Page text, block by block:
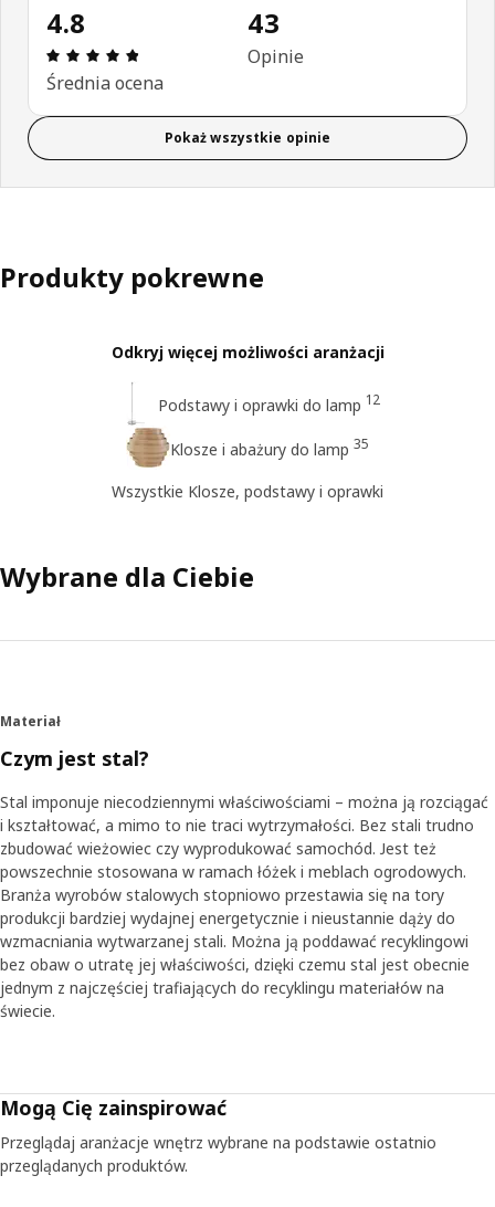
4.8
Opinia: 4.8 na 5 gwiazdki. Recenzje ogółem: 43
Średnia ocena
43
Opinie
Pokaż wszystkie opinie
Produkty pokrewne
Odkryj więcej możliwości aranżacji
Podstawy i oprawki do lamp 12
Klosze i abażury do lamp 35
Wszystkie Klosze, podstawy i oprawki
Wybrane dla Ciebie
Materiał
Czym jest stal?
Stal imponuje niecodziennymi właściwościami – można ją rozciągać
i kształtować, a mimo to nie traci wytrzymałości. Bez stali trudno
zbudować wieżowiec czy wyprodukować samochód. Jest też
powszechnie stosowana w ramach łóżek i meblach ogrodowych.
Branża wyrobów stalowych stopniowo przestawia się na tory
produkcji bardziej wydajnej energetycznie i nieustannie dąży do
wzmacniania wytwarzanej stali. Można ją poddawać recyklingowi
bez obaw o utratę jej właściwości, dzięki czemu stal jest obecnie
jednym z najczęściej trafiających do recyklingu materiałów na
świecie.
Mogą Cię zainspirować
Przeglądaj aranżacje wnętrz wybrane na podstawie ostatnio
przeglądanych produktów.